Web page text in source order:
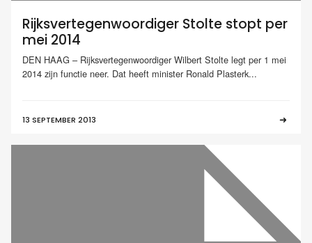
Rijksvertegenwoordiger Stolte stopt per
mei 2014
DEN HAAG – Rijksvertegenwoordiger Wilbert Stolte legt per 1 mei
2014 zijn functie neer. Dat heeft minister Ronald Plasterk...
13 SEPTEMBER 2013